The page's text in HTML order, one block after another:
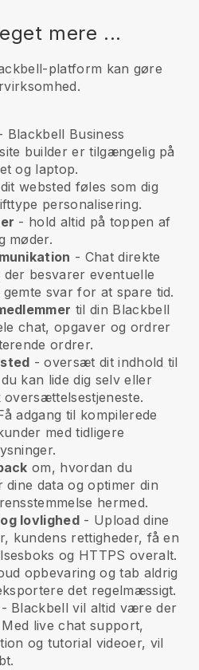
mere ...
platform kan gøre
Blackbell Business
builder er tilgængelig på
og laptop.
websted føles som dig
personalisering.
- hold altid på toppen af
møder.
- Chat direkte
der besvarer eventuelle
svar for at spare tid.
til din Blackbell
chat, opgaver og ordrer
ordrer.
- oversæt dit indhold til
kan lide dig selv eller
adgang til kompilerede
med tidligere
om, hvordan du
data og optimer din
hermed.
lovlighed - Upload dine
kundens rettigheder, få en
og HTTPS overalt.
opbevaring og tab aldrig
det regelmæssigt.
- Blackbell vil altid være der
live chat support,
og tutorial videoer, vil